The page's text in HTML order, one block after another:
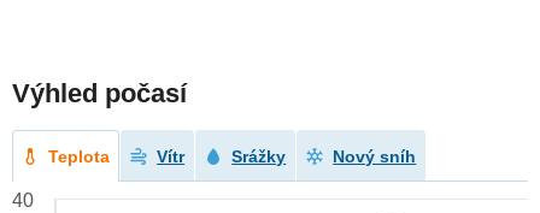
Výhled počasí
Teplota Vítr Srážky Nový sníh
40